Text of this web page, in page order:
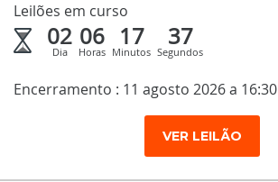
Leilões em curso
02
Dia
06
Horas
17
Minutos
36
Segundos
Encerramento : 11 agosto 2026 a 16:30
VER LEILÃO